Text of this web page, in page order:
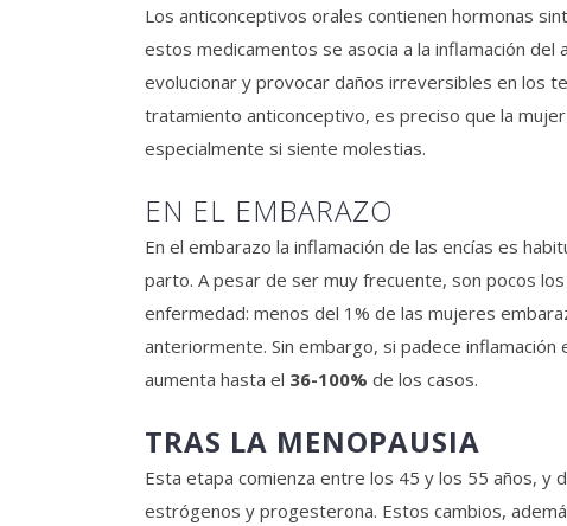
Los anticonceptivos orales contienen hormonas
estos medicamentos se asocia a la inflamación
evolucionar y provocar daños irreversibles en los
tratamiento anticonceptivo, es preciso que la
especialmente si siente molestias.
EN EL EMBARAZO
En el embarazo la inflamación de las encías es
parto. A pesar de ser muy frecuente, son pocos
enfermedad: menos del 1% de las mujeres
anteriormente. Sin embargo, si padece
aumenta hasta el 36-100% de los casos.
TRAS LA MENOPAUSIA
Esta etapa comienza entre los 45 y los 55 años,
estrógenos y progesterona. Estos cambios,